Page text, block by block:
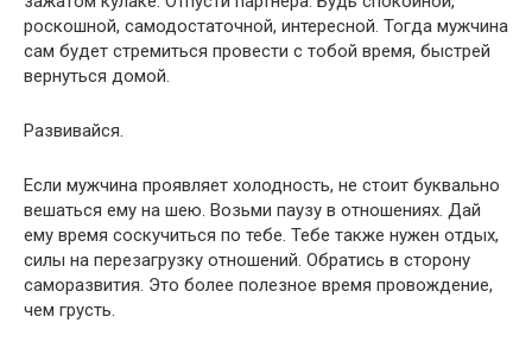
роскошной, самодостаточной, интересной. Тогда мужчина
сам будет стремиться провести с тобой время, быстрей
вернуться домой.
Развивайся.
Если мужчина проявляет холодность, не стоит буквально
вешаться ему на шею. Возьми паузу в отношениях. Дай
ему время соскучиться по тебе. Тебе также нужен отдых,
силы на перезагрузку отношений. Обратись в сторону
саморазвития. Это более полезное время провождение,
чем грусть.